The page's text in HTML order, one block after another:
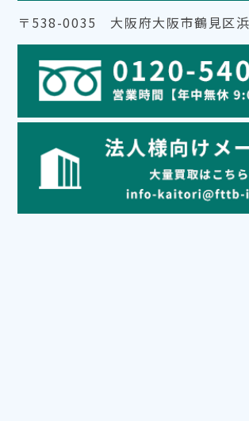
〒538-0035 大阪府大阪市鶴見区